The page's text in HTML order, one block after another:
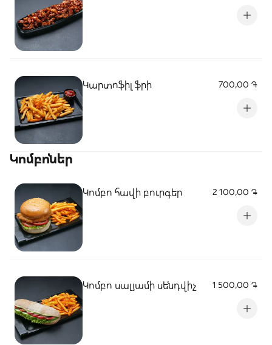
Կարտոֆիլ ֆրի 700,00 ֏
Կոմբոներ
Կոմբո հավի բուրգեր 2 100,00 ֏
Կոմբո սալյամի սենդվիչ 1 500,00 ֏